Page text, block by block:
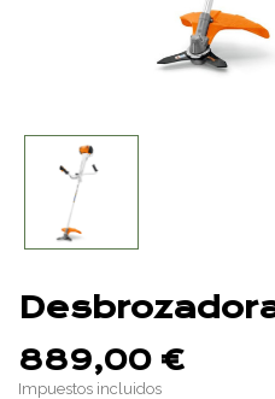
889,00 €
Impuestos incluidos